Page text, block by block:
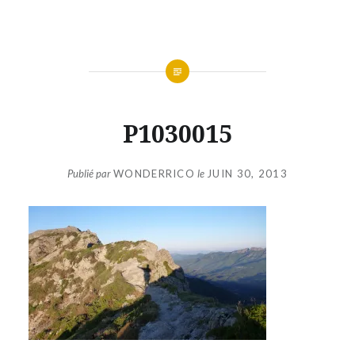
P1030015
Publié parWONDERRICO le JUIN 30, 2013